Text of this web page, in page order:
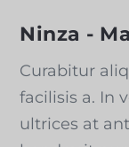
Ninza -
Curabitur
facilisis a. In
ultrices at